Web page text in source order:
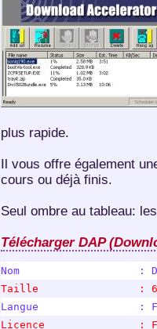
plus rapide.
Il vous offre également
cours ou déjà finis.
Seul ombre au tableau:
Télécharger DAP
Nom                   :
Taille                :
Langue                :
Licence               :